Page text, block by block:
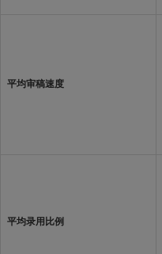
平均审稿速度
平均录用比例